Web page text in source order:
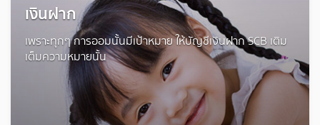
เงินฝาก
เพราะทุกๆ การออมนั้นมีเป้าหมาย ให้บัญชีเงินฝาก SCB เติม
เต็มความหมายนั้น